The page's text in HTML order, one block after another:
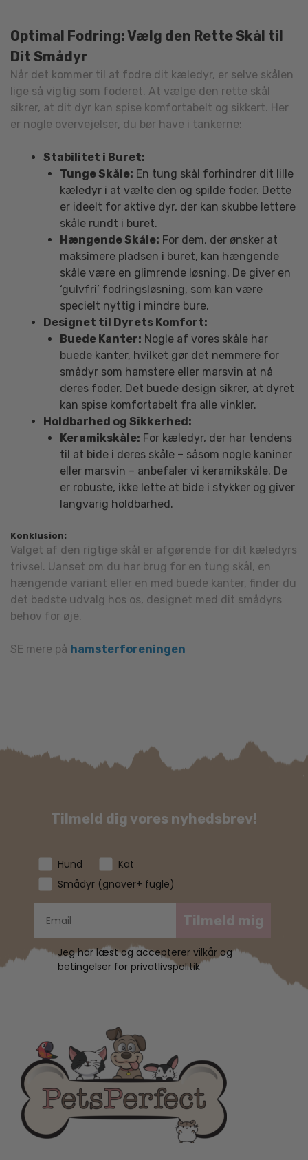
Optimal Fodring: Vælg den Rette Skål til
Dit Smådyr
Når det kommer til at fodre dit kæledyr, er selve skålen
lige så vigtig som foderet. At vælge den rette skål
sikrer, at dit dyr kan spise komfortabelt og sikkert. Her
er nogle overvejelser, du bør have i tankerne:
Stabilitet i Buret:
Tunge Skåle: En tung skål forhindrer dit lille
kæledyr i at vælte den og spilde foder. Dette
er ideelt for aktive dyr, der kan skubbe lettere
skåle rundt i buret.
Hængende Skåle: For dem, der ønsker at
maksimere pladsen i buret, kan hængende
skåle være en glimrende løsning. De giver en
‘gulvfri’ fodringsløsning, som kan være
specielt nyttig i mindre bure.
Designet til Dyrets Komfort:
Buede Kanter: Nogle af vores skåle har
buede kanter, hvilket gør det nemmere for
smådyr som hamstere eller marsvin at nå
deres foder. Det buede design sikrer, at dyret
kan spise komfortabelt fra alle vinkler.
Holdbarhed og Sikkerhed:
Keramikskåle: For kæledyr, der har tendens
til at bide i deres skåle – såsom nogle kaniner
eller marsvin – anbefaler vi keramikskåle. De
er robuste, ikke lette at bide i stykker og giver
langvarig holdbarhed.
Konklusion:
Valget af den rigtige skål er afgørende for dit kæledyrs
trivsel. Uanset om du har brug for en tung skål, en
hængende variant eller en med buede kanter, finder du
det bedste udvalg hos os, designet med dit smådyrs
behov for øje.
SE mere på hamsterforeningen
Tilmeld dig vores nyhedsbrev!
Hund
Kat
Smådyr (gnaver+ fugle)
Tilmeld mig
Jeg har læst og accepterer vilkår og
betingelser for privatlivspolitik